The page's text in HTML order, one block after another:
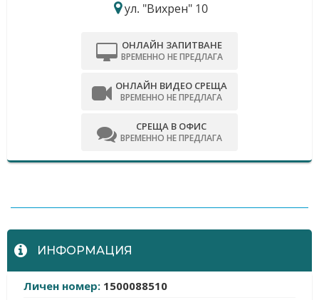
ул. "Вихрен" 10
ОНЛАЙН ЗАПИТВАНЕ
ВРЕМЕННО НЕ ПРЕДЛАГА
ОНЛАЙН ВИДЕО СРЕЩА
ВРЕМЕННО НЕ ПРЕДЛАГА
СРЕЩА В ОФИС
ВРЕМЕННО НЕ ПРЕДЛАГА
ИНФОРМАЦИЯ
Личен номер: 1500088510